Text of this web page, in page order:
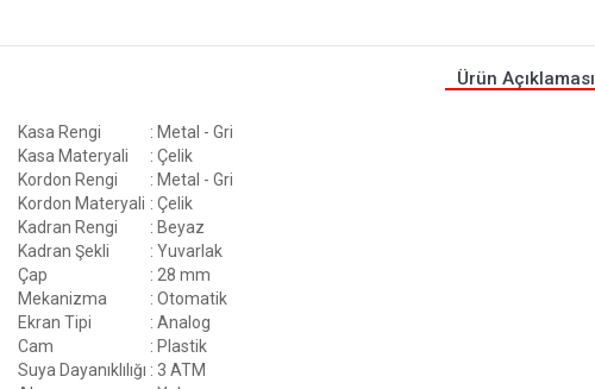
Ürün Açıklaması
Kasa Rengi
: Metal - Gri
Kasa Materyali
: Çelik
Kordon Rengi
: Metal - Gri
Kordon Materyali : Çelik
Kadran Rengi
: Beyaz
Kadran Şekli
: Yuvarlak
Çap
: 28 mm
Mekanizma
: Otomatik
Ekran Tipi
: Analog
Cam
: Plastik
Suya Dayanıklılığı : 3 ATM